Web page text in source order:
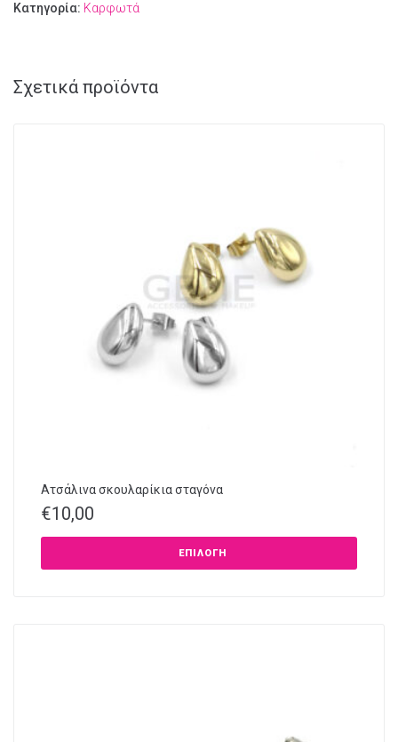
Κατηγορία: Καρφωτά
Σχετικά προϊόντα
Ατσάλινα σκουλαρίκια σταγόνα
€10,00
ΕΠΙΛΟΓΉ